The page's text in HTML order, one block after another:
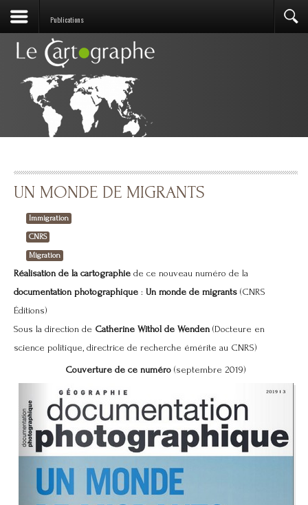
Publications
UN MONDE DE MIGRANTS
Immigration
CNRS
Migration
Réalisation de la cartographie de ce nouveau numéro de la
documentation photographique : Un monde de migrants (CNRS
Éditions)
Sous la direction de Catherine Withol de Wenden (Docteure en
science politique, directrice de recherche émérite au CNRS)
Couverture de ce numéro (septembre 2019)